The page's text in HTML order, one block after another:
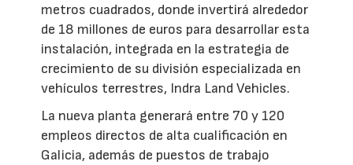
metros cuadrados, donde invertirá alrededor
de 18 millones de euros para desarrollar esta
instalación, integrada en la estrategia de
crecimiento de su división especializada en
vehículos terrestres, Indra Land Vehicles.
La nueva planta generará entre 70 y 120
empleos directos de alta cualificación en
Galicia, además de puestos de trabajo